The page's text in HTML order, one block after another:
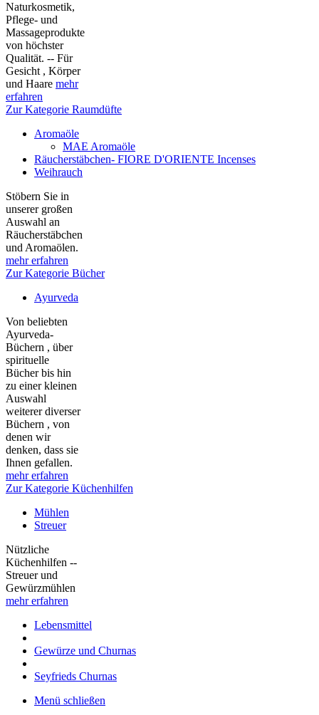
Naturkosmetik,
Pflege- und
Massageprodukte
von höchster
Qualität. -- Für
Gesicht , Körper
und Haare mehr
erfahren
Zur Kategorie Raumdüfte
Aromaöle
MAE Aromaöle
Räucherstäbchen- FIORE D'ORIENTE Incenses
Weihrauch
Stöbern Sie in
unserer großen
Auswahl an
Räucherstäbchen
und Aromaölen.
mehr erfahren
Zur Kategorie Bücher
Ayurveda
Von beliebten
Ayurveda-
Büchern , über
spirituelle
Bücher bis hin
zu einer kleinen
Auswahl
weiterer diverser
Büchern , von
denen wir
denken, dass sie
Ihnen gefallen.
mehr erfahren
Zur Kategorie Küchenhilfen
Mühlen
Streuer
Nützliche
Küchenhilfen --
Streuer und
Gewürzmühlen
mehr erfahren
Lebensmittel
Gewürze und Churnas
Seyfrieds Churnas
Menü schließen